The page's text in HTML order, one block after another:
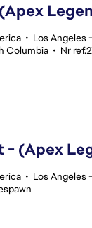
• Los Angeles
Columbia • Nr
- (Apex
• Los Angeles